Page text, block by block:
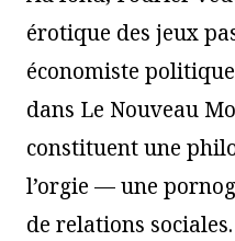
érotique des jeux
économiste
dans Le Nouveau
constituent une
l’orgie — une
de relations